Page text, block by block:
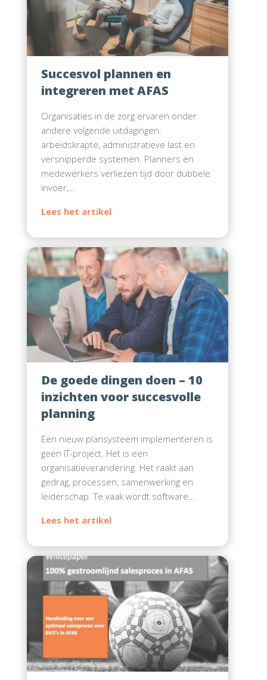
Succesvol plannen en
integreren met AFAS
Organisaties in de zorg ervaren onder
andere volgende uitdagingen:
arbeidskrapte, administratieve last en
versnipperde systemen. Planners en
medewerkers verliezen tijd door dubbele
invoer,…
De goede dingen doen – 10
inzichten voor succesvolle
planning
Een nieuw plansysteem implementeren is
geen IT-project. Het is een
organisatieverandering. Het raakt aan
gedrag, processen, samenwerking en
leiderschap. Te vaak wordt software…